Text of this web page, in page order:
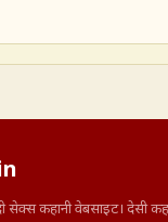
सेक्स कहानी वेबसाइट। देसी